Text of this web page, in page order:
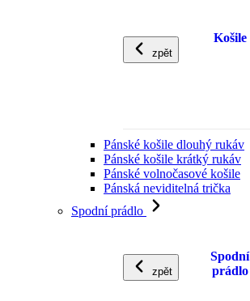
zpět
Košile
Pánské košile dlouhý rukáv
Pánské košile krátký rukáv
Pánské volnočasové košile
Pánská neviditelná trička
Spodní prádlo
zpět
Spodní
prádlo